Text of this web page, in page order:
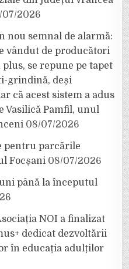
07/2026
semnal de alarmă:
vândut de producători
se repune pe tapet
grindină, deși
că acest sistem a adus
Vasilică Pamfil, unul
08/07/2026
pentru parcările
Focșani 08/07/2026
până la începutul
NOI a finalizat
dedicat dezvoltării
în educația adulților